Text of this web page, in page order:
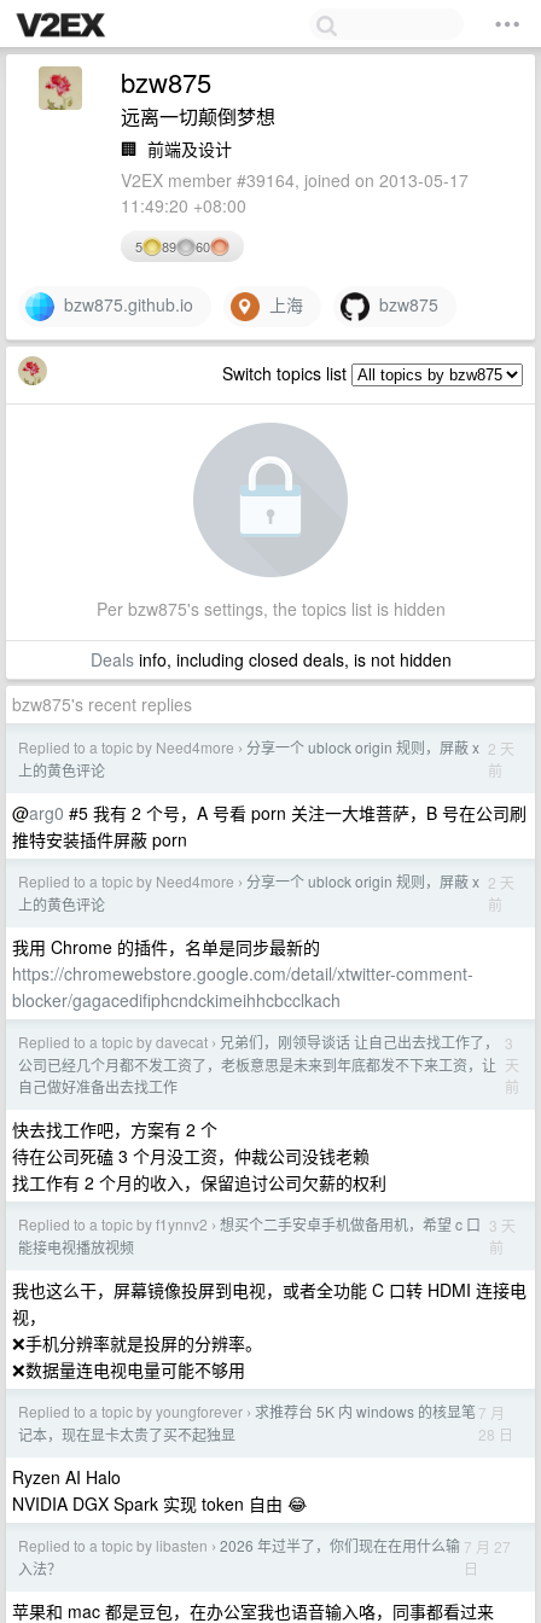
bzw875
远离一切颠倒梦想
🏢 前端及设计
V2EX member #39164, joined on 2013-05-17
11:49:20 +08:00
5 89 60
bzw875.github.io 上海 bzw875
Switch topics list
Per bzw875's settings, the topics list is hidden
Dealsinfo, including closed deals, is not hidden
bzw875's recent replies
Replied to a topic by Need4more › 分享一个 ublock origin 规则，屏蔽 x
上的黄色评论
2 天
前
@arg0 #5 我有 2 个号，A 号看 porn 关注一大堆菩萨，B 号在公司刷
推特安装插件屏蔽 porn
Replied to a topic by Need4more › 分享一个 ublock origin 规则，屏蔽 x
上的黄色评论
2 天
前
我用 Chrome 的插件，名单是同步最新的
https://chromewebstore.google.com/detail/xtwitter-comment-
blocker/gagacedifiphcndckimeihhcbcclkach
Replied to a topic by davecat › 兄弟们，刚领导谈话 让自己出去找工作了，
公司已经几个月都不发工资了，老板意思是未来到年底都发不下来工资，让
自己做好准备出去找工作
3
天
前
快去找工作吧，方案有 2 个
待在公司死磕 3 个月没工资，仲裁公司没钱老赖
找工作有 2 个月的收入，保留追讨公司欠薪的权利
Replied to a topic by f1ynnv2 › 想买个二手安卓手机做备用机，希望 c 口
能接电视播放视频
3 天
前
我也这么干，屏幕镜像投屏到电视，或者全功能 C 口转 HDMI 连接电
视，
❌手机分辨率就是投屏的分辨率。
❌数据量连电视电量可能不够用
Replied to a topic by youngforever › 求推荐台 5K 内 windows 的核显笔
记本，现在显卡太贵了买不起独显
7 月
28 日
Ryzen AI Halo
NVIDIA DGX Spark 实现 token 自由 😂
Replied to a topic by libasten › 2026 年过半了，你们现在在用什么输
入法？
7 月 27
日
苹果和 mac 都是豆包，在办公室我也语音输入咯，同事都看过来